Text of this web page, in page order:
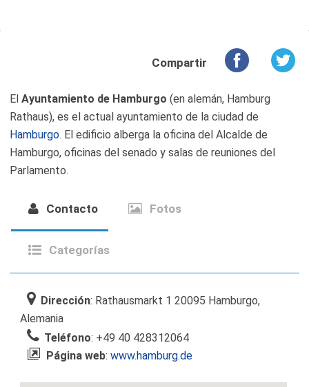
Compartir
El Ayuntamiento de Hamburgo (en alemán, Hamburg
Rathaus), es el actual ayuntamiento de la ciudad de
Hamburgo. El edificio alberga la oficina del Alcalde de
Hamburgo, oficinas del senado y salas de reuniones del
Parlamento.
Contacto Fotos
Categorías
Dirección: Rathausmarkt 1 20095 Hamburgo,
Alemania
Teléfono: +49 40 428312064
Página web: www.hamburg.de